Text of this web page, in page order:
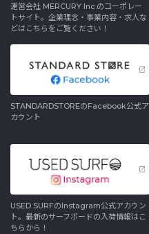
運営会社 MERCURY Inc.のコーポレー
トサイト。企業理念・事業内容・求人な
どはこちらをご覧ください！
STANDARDSTOREのFacebook公式ア
カウント
USED SURFのInstagram公式アカウン
ト。最新のサーフボードの入荷情報はこ
ちらから！